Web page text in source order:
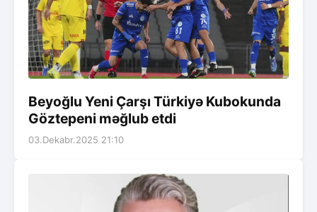
Beyoğlu Yeni Çarşı Türkiyə Kubokunda
Göztepeni məğlub etdi
03.Dekabr.2025 21:10